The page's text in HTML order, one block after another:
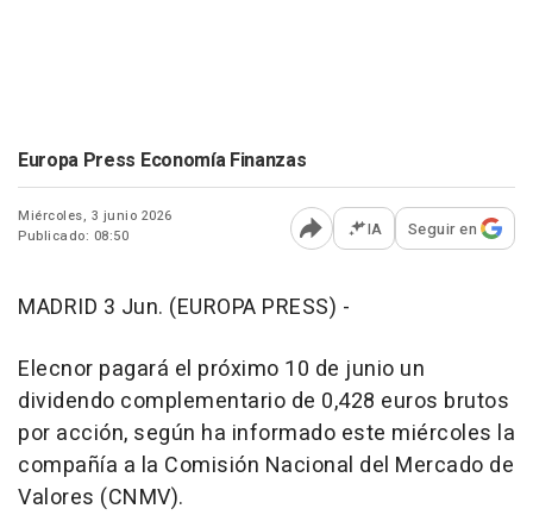
Europa Press Economía Finanzas
Miércoles, 3 junio 2026
Publicado: 08:50
Abrir opciones para
IA Seguir en
MADRID 3 Jun. (EUROPA PRESS) -
Elecnor pagará el próximo 10 de junio un
dividendo complementario de 0,428 euros brutos
por acción, según ha informado este miércoles la
compañía a la Comisión Nacional del Mercado de
Valores (CNMV).